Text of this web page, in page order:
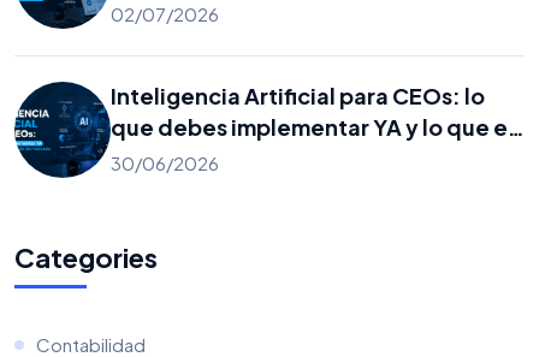
02/07/2026
Inteligencia Artificial para CEOs: lo
que debes implementar YA y lo que es
solo ruido de mercado
30/06/2026
Categories
Contabilidad